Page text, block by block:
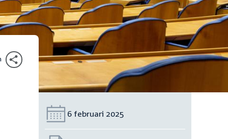
Datum:
6 februari 2025